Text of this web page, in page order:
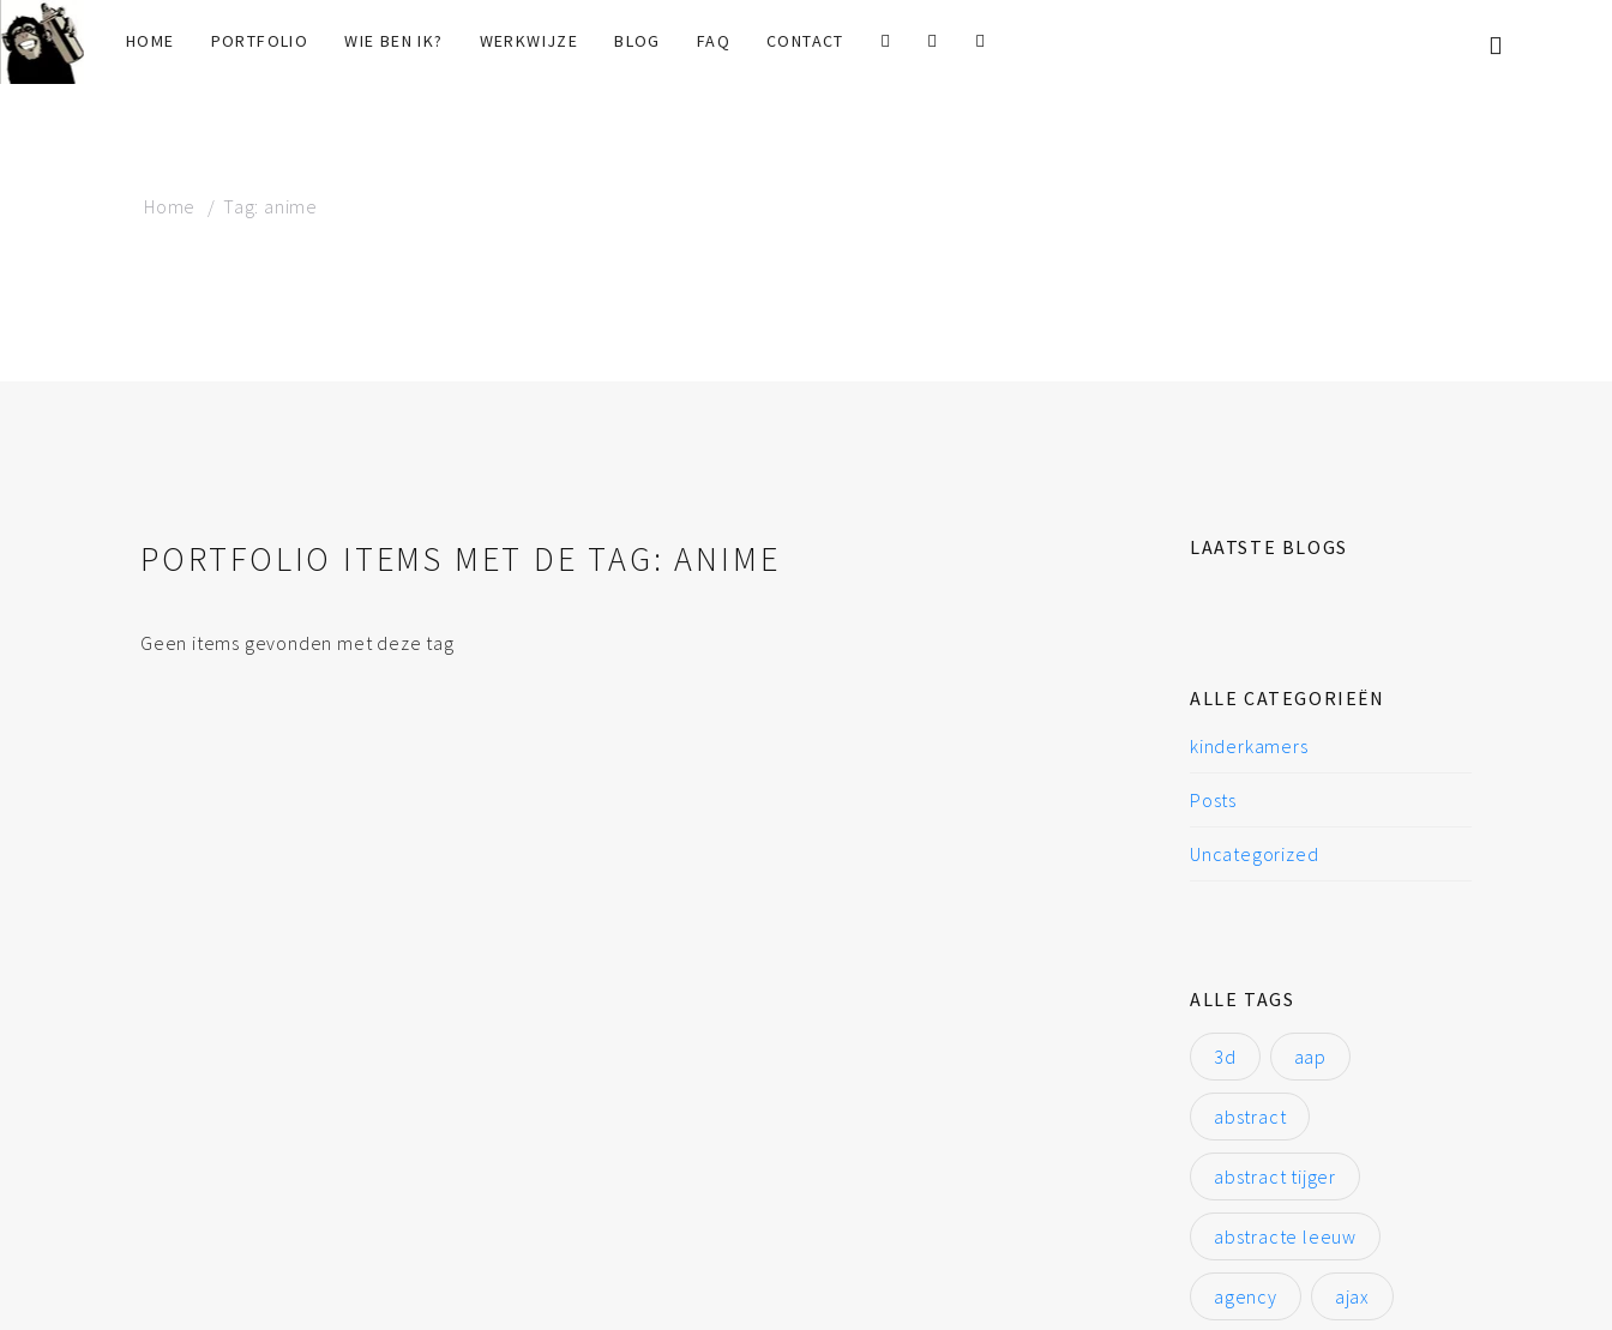
HOME PORTFOLIO WIE BEN IK? WERKWIJZE BLOG FAQ CONTACT
Home Tag: anime
PORTFOLIO ITEMS MET DE TAG: ANIME
Geen items gevonden met deze tag
LAATSTE BLOGS
ALLE CATEGORIEËN
kinderkamers
Posts
Uncategorized
ALLE TAGS
3d aap
abstract
abstract tijger
abstracte leeuw
agency ajax